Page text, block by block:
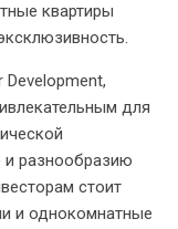
квартиры
для
и разнообразию
стоит
и однокомнатные